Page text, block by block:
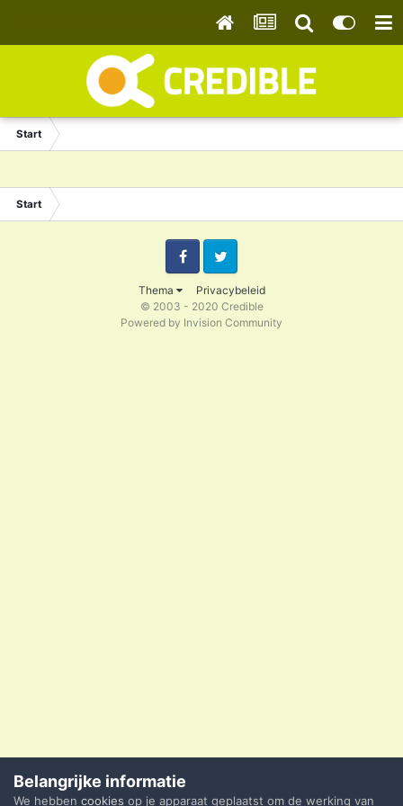
Start
Start
Thema Privacybeleid
FacebookTwitter
© 2003 - 2020 Credible
Powered by Invision Community
Belangrijke informatie
We hebben cookies op je apparaat geplaatst om de werking van